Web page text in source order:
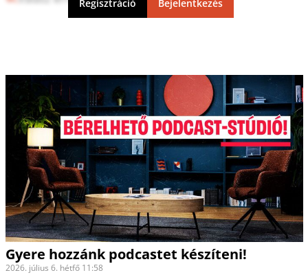
Regisztráció Bejelentkezés
Gyere hozzánk podcastet készíteni!
2026. július 6. hétfő 11:58